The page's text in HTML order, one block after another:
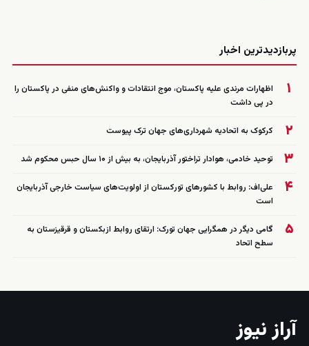
پربازدیدترین اخبار
۱
اظهارات مرندی علیه پاکستان، موج انتقادات و واکنش‌های منفی در پاکستان را
در پی داشت
۲ کرکوک به اتحادیه شهرداری‌های جهان ترک پیوست
۳ توحید خادمی، هوادار تراختور آذربایجان، به بیش از ۱۰ سال حبس محکوم شد
۴
علی‌اف: روابط با کشورهای تورکستان از اولویت‌های سیاست خارجی آذربایجان
است
۵
گامی دیگر در همگرایی جهان تورک: ارتقای روابط ازبکستان و قرقیزستان به
سطح اتحاد
آراز نیوز